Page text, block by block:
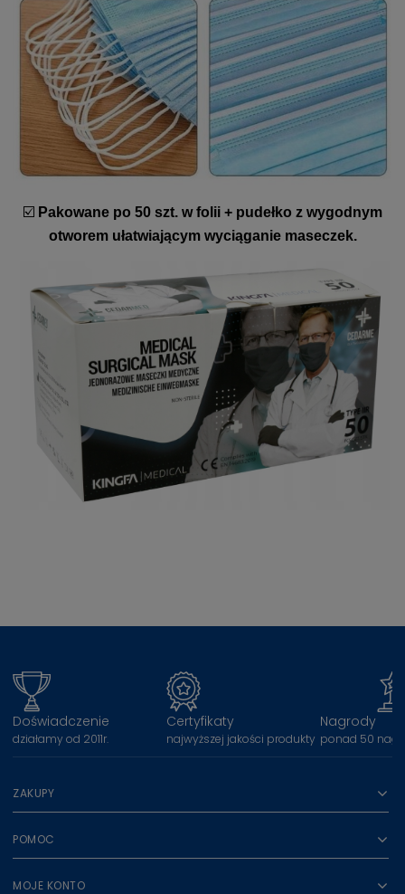
☑️ Pakowane po 50 szt. w folii + pudełko z wygodnym
otworem ułatwiającym wyciąganie maseczek.
Doświadczenie
działamy od 2011r.
Certyfikaty
najwyższej jakości produkty
Nagrody
ponad 50
ZAKUPY
POMOC
MOJE KONTO